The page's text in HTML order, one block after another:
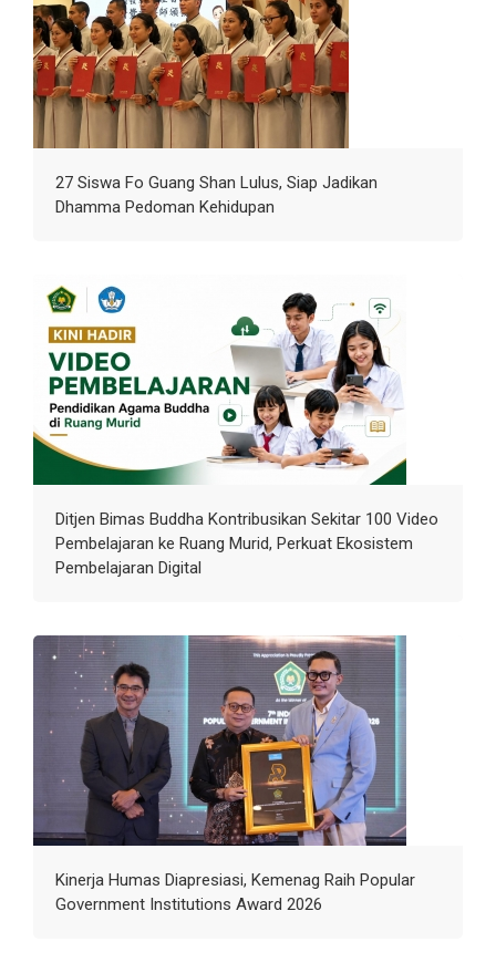
27 Siswa Fo Guang Shan Lulus, Siap Jadikan
Dhamma Pedoman Kehidupan
Ditjen Bimas Buddha Kontribusikan Sekitar 100 Video
Pembelajaran ke Ruang Murid, Perkuat Ekosistem
Pembelajaran Digital
Kinerja Humas Diapresiasi, Kemenag Raih Popular
Government Institutions Award 2026